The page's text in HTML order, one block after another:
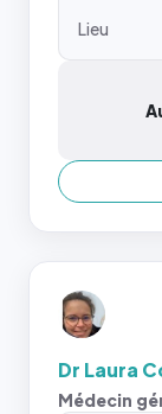
Lieu
Dr Laura
Médecin